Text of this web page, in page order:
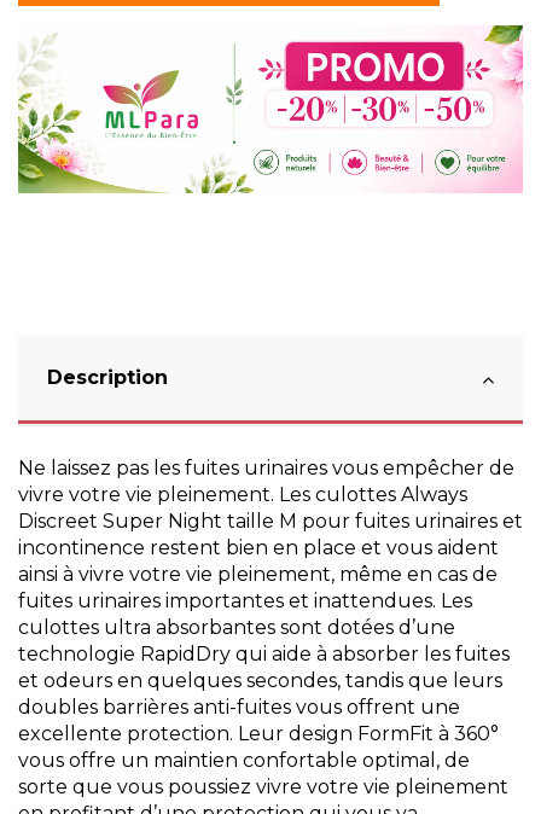
Description
Ne laissez pas les fuites urinaires vous empêcher de
vivre votre vie pleinement. Les culottes Always
Discreet Super Night taille M pour fuites urinaires et
incontinence restent bien en place et vous aident
ainsi à vivre votre vie pleinement, même en cas de
fuites urinaires importantes et inattendues. Les
culottes ultra absorbantes sont dotées d’une
technologie RapidDry qui aide à absorber les fuites
et odeurs en quelques secondes, tandis que leurs
doubles barrières anti-fuites vous offrent une
excellente protection. Leur design FormFit à 360°
vous offre un maintien confortable optimal, de
sorte que vous poussiez vivre votre vie pleinement